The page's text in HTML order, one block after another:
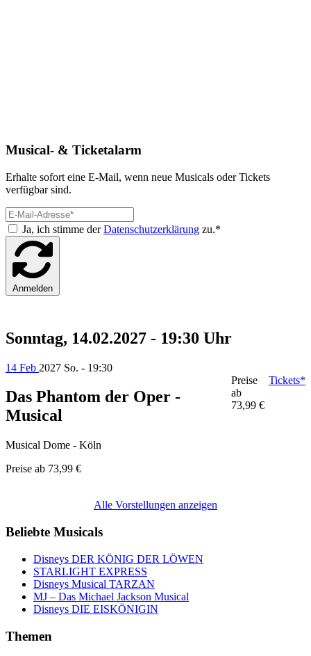
Musical- & Ticketalarm
Erhalte sofort eine E-Mail, wenn neue Musicals oder Tickets
verfügbar sind.
Ja, ich stimme derDatenschutzerklärung zu.*
Anmelden
Sonntag, 14.02.2027 - 19:30 Uhr
14 Feb 2027 So. - 19:30
Das Phantom der Oper -
Musical
Musical Dome - Köln
Preise ab 73,99 €
Preise
ab
73,99 €
Tickets*
Alle Vorstellungen anzeigen
Beliebte Musicals
Disneys DER KÖNIG DER LÖWEN
STARLIGHT EXPRESS
Disneys Musical TARZAN
MJ – Das Michael Jackson Musical
Disneys DIE EISKÖNIGIN
Themen